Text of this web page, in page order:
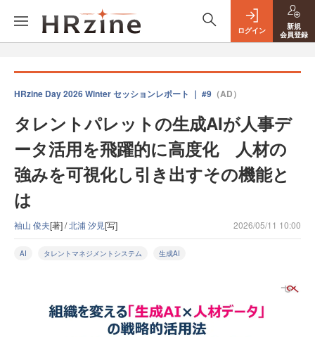
ログイン
新規
会員登録
HRzine Day 2026 Winter セッションレポート ｜ #9 （AD）
タレントパレットの生成AIが人事デ
ータ活用を飛躍的に高度化 人材の
強みを可視化し引き出すその機能と
は
袖山 俊夫[著] /北浦 汐見[写] 2026/05/11 10:00
AI タレントマネジメントシステム 生成AI